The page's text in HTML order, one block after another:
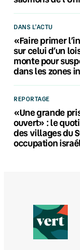
DANS L'ACTU
«Faire primer
sur celui d’un
monte pour
dans les zones
REPORTAGE
«Une grande
ouvert» : le
des villages du
occupation